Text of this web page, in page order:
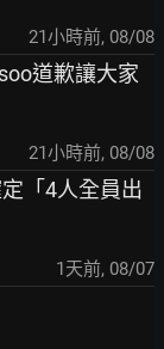
21小時前, 08/08
道歉讓大家
21小時前, 08/08
「4人全員出
1天前, 08/07